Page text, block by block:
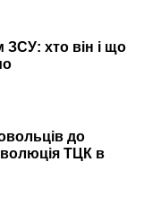
хто він і що
до
ТЦК в